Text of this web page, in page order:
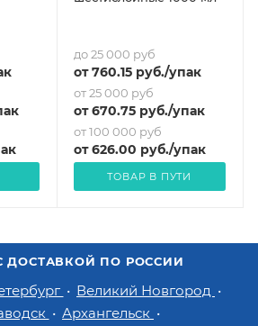
до 25 000 руб
от760.15руб./упак
от 25 000 руб
от670.75руб./упак
от 100 000 руб
от626.00 руб./упак
ТОВАР В ПУТИ
ДОСТАВКОЙ ПО РОССИИ
Великий Новгород
Архангельск